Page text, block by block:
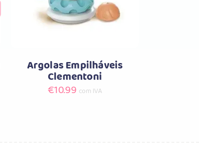
Argolas Empilháveis
Clementoni
€10.99 com IVA